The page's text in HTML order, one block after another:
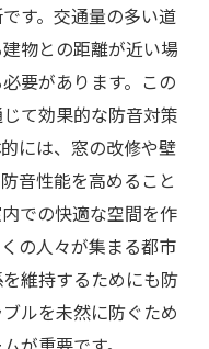
専門知識の活用
ォーム提案
ムに最適な選択肢
活品質を向上させ
る暮らしのメリッ
に変えるリフォー
音リフォームの
す。交通量の多い道
物との距離が近い場
要があります。この
て効果的な防音対策
には、窓の改修や壁
音性能を高めること
での快適な空間を作
の人々が集まる都市
維持するためにも防
ルを未然に防ぐため